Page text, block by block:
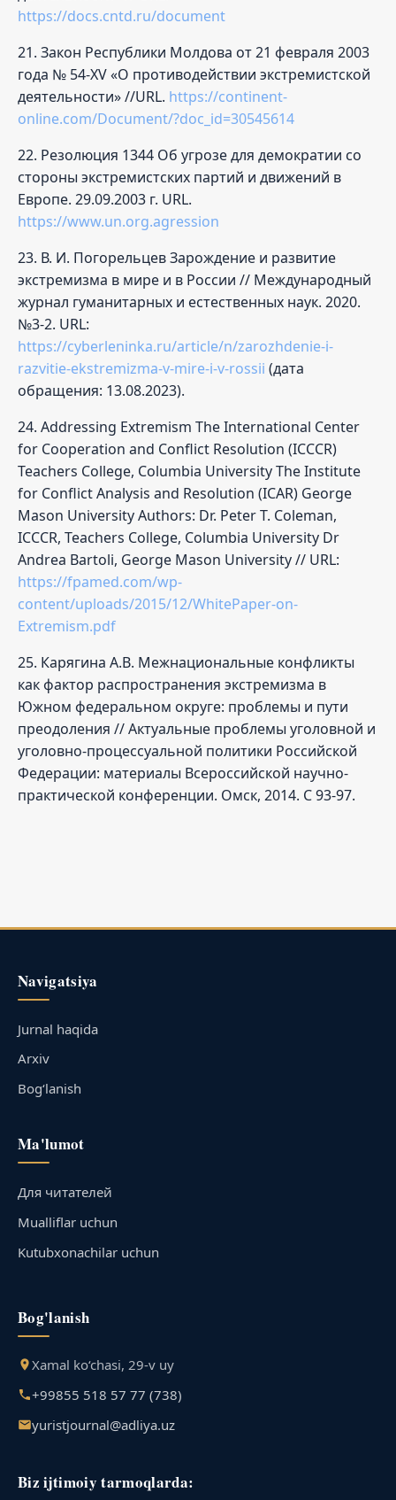
https://docs.cntd.ru/document
21. Закон Республики Молдова от 21 февраля 2003
года № 54-XV «О противодействии экстремистской
деятельности» //URL. https://continent-
online.com/Document/?doc_id=30545614
22. Резолюция 1344 Об угрозе для демократии со
стороны экстремистских партий и движений в
Европе. 29.09.2003 г. URL.
https://www.un.org.agression
23. В. И. Погорельцев Зарождение и развитие
экстремизма в мире и в России // Международный
журнал гуманитарных и естественных наук. 2020.
№3-2. URL:
https://cyberleninka.ru/article/n/zarozhdenie-i-
razvitie-ekstremizma-v-mire-i-v-rossii (дата
обращения: 13.08.2023).
24. Addressing Extremism The International Center
for Cooperation and Conflict Resolution (ICCCR)
Teachers College, Columbia University The Institute
for Conflict Analysis and Resolution (ICAR) George
Mason University Authors: Dr. Peter T. Coleman,
ICCCR, Teachers College, Columbia University Dr
Andrea Bartoli, George Mason University // URL:
https://fpamed.com/wp-
content/uploads/2015/12/WhitePaper-on-
Extremism.pdf
25. Карягина A.B. Межнациональные конфликты
как фактор распространения экстремизма в
Южном федеральном округе: проблемы и пути
преодоления // Актуальные проблемы уголовной и
уголовно-процессуальной политики Российской
Федерации: материалы Всероссийской научно-
практической конференции. Омск, 2014. C 93-97.
Navigatsiya
Jurnal haqida
Arxiv
Bog‘lanish
Ma'lumot
Для читателей
Mualliflar uchun
Kutubxonachilar uchun
Bog'lanish
Xamal ko‘chasi, 29-v uy
+99855 518 57 77 (738)
yuristjournal@adliya.uz
Biz ijtimoiy tarmoqlarda: